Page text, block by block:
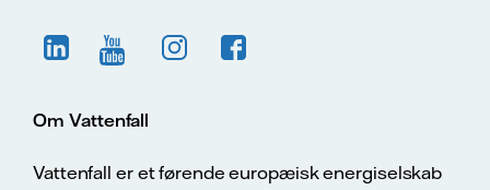
Om Vattenfall
Vattenfall er et førende europæisk energiselskab